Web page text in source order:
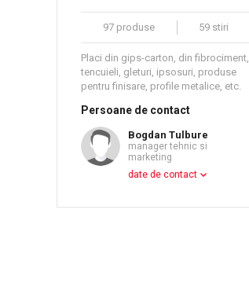
97 produse 59 stiri
Placi din gips-carton, din fibrociment,
tencuieli, gleturi, ipsosuri, produse
pentru finisare, profile metalice, etc.
Persoane de contact
Bogdan Tulbure
manager tehnic si
marketing
date de contact